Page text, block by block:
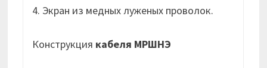
4. Экран из медных луженых проволок.
Конструкция кабеля МРШНЭ